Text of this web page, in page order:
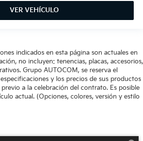
VER VEHÍCULO
indicados en esta página son actuales en
no incluyen: tenencias, placas, accesorios,
Grupo AUTOCOM, se reserva el
y los precios de sus productos
a la celebración del contrato. Es posible
actual. (Opciones, colores, versión y estilo